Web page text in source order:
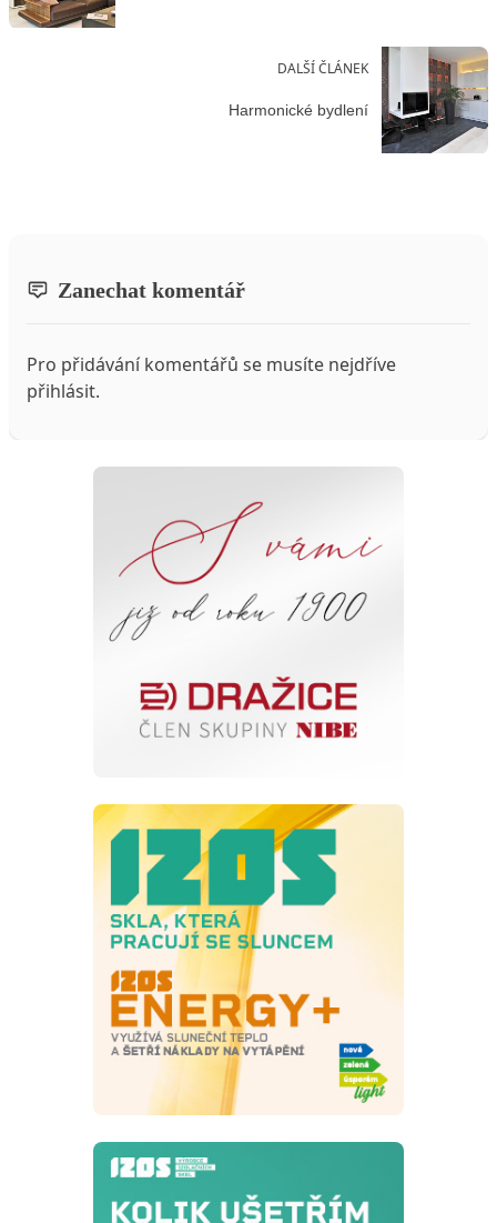
DALŠÍ ČLÁNEK
Harmonické bydlení
Zanechat komentář
Pro přidávání komentářů se musíte nejdříve
přihlásit.